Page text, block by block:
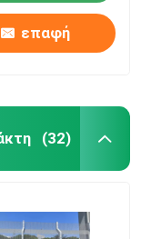
επαφή
(32)